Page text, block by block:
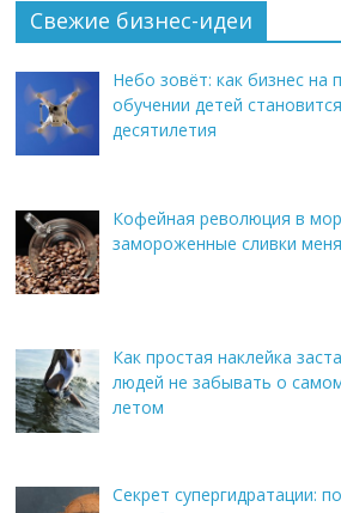
Свежие бизнес-идеи
Небо зовёт: как бизнес на
обучении детей
десятилетия
Кофейная революция в
замороженные сливки
Как простая наклейка
людей не забывать о
летом
Секрет супергидратации: